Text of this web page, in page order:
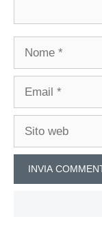
Nome
Email
Sito